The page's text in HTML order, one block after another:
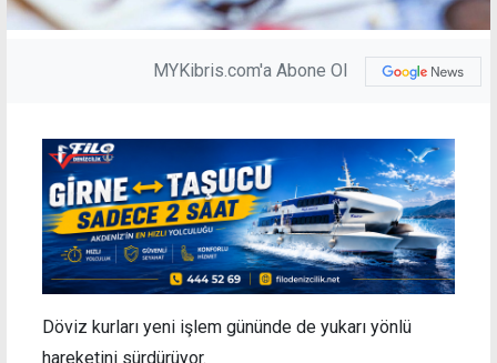
MYKibris.com'a Abone Ol
Döviz kurları yeni işlem gününde de yukarı yönlü
hareketini sürdürüyor.